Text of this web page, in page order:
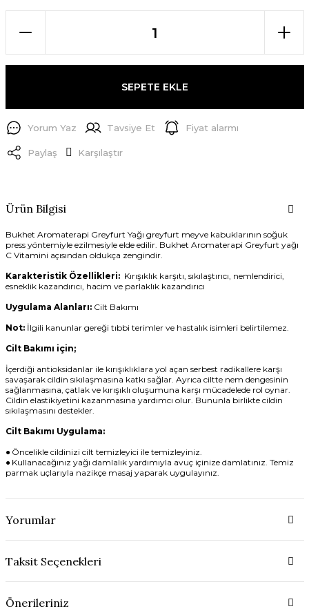
SEPETE EKLE
Yorum Yaz Tavsiye Et Fiyat alarmı
Paylaş Karşılaştır
Ürün Bilgisi
Bukhet Aromaterapi Greyfurt Yağı greyfurt meyve kabuklarının soğuk
press yöntemiyle ezilmesiyle elde edilir. Bukhet Aromaterapi Greyfurt yağı
C Vitamini açısından oldukça zengindir.
Karakteristik Özellikleri:Kırışıklık karşıtı, sıkılaştırıcı, nemlendirici,
esneklik kazandırıcı, hacim ve parlaklık kazandırıcı
Uygulama Alanları:Cilt Bakımı
Not:İlgili kanunlar gereği tıbbi terimler ve hastalık isimleri belirtilemez.
Cilt Bakımı için;
İçerdiği antioksidanlar ile kırışıklıklara yol açan serbest radikallere karşı
savaşarak cildin sıkılaşmasına katkı sağlar. Ayrıca ciltte nem dengesinin
sağlanmasına, çatlak ve kırışıklı oluşumuna karşı mücadelede rol oynar.
Cildin elastikiyetini kazanmasına yardımcı olur. Bununla birlikte cildin
sıkılaşmasını destekler.
Cilt Bakımı Uygulama:
● Öncelikle cildinizi cilt temizleyici ile temizleyiniz.
● Kullanacağınız yağı damlalık yardımıyla avuç içinize damlatınız. Temiz
parmak uçlarıyla nazikçe masaj yaparak uygulayınız.
Yorumlar
Taksit Seçenekleri
Önerileriniz